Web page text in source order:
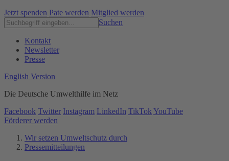
Jetzt spenden Pate werden Mitglied werden
Suchen
Kontakt
Newsletter
Presse
English Version
Die Deutsche Umwelthilfe im Netz
Facebook Twitter Instagram LinkedIn TikTok YouTube
Förderer werden
Wir setzen Umweltschutz durch
Pressemitteilungen